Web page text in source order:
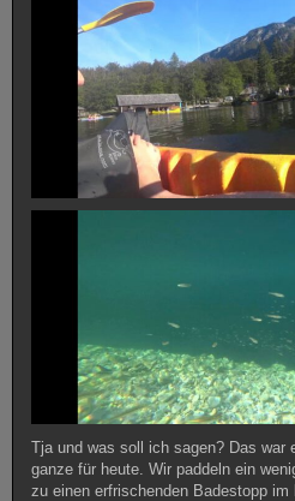
Tja und was soll ich sagen? Das war
ganze für heute. Wir paddeln ein
zu einen erfrischenden Badestopp